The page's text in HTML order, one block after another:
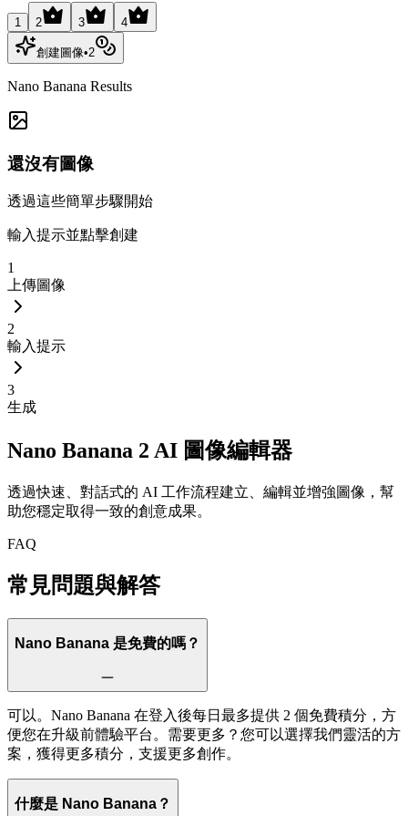
1 2 3 4
創建圖像•2
Nano Banana Results
還沒有圖像
透過這些簡單步驟開始
輸入提示並點擊創建
1
上傳圖像
2
輸入提示
3
生成
Nano Banana 2 AI 圖像編輯器
透過快速、對話式的 AI 工作流程建立、編輯並增強圖像，幫
助您穩定取得一致的創意成果。
FAQ
常見問題與解答
Nano Banana 是免費的嗎？
可以。Nano Banana 在登入後每日最多提供 2 個免費積分，方
便您在升級前體驗平台。需要更多？您可以選擇我們靈活的方
案，獲得更多積分，支援更多創作。
什麼是 Nano Banana？